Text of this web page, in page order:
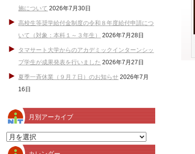
施について 2026年7月30日
高校生等奨学給付金制度の令和８年度給付申請につ
いて（対象：本科１～３年生）
2026年7月28日
タマサート大学からのアカデミックインターンシッ
プ学生が成果発表を行いました 2026年7月27日
夏季一斉休業（９月７日）のお知らせ 2026年7月
16日
月別アーカイブ
月
別